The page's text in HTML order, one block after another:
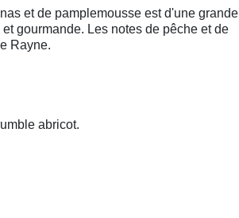
et de pamplemousse est d'une grande
gourmande. Les notes de pêche et de
Rayne.
abricot.